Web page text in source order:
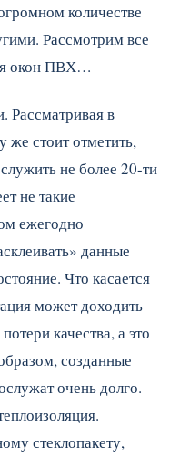
количестве
Рассмотрим все
окон ПВХ…
Рассматривая в
же стоит отметить,
не более 20-ти
не такие
ежегодно
данные
Что касается
может доходить
качества, а это
созданные
очень долго.
стеклопакету,